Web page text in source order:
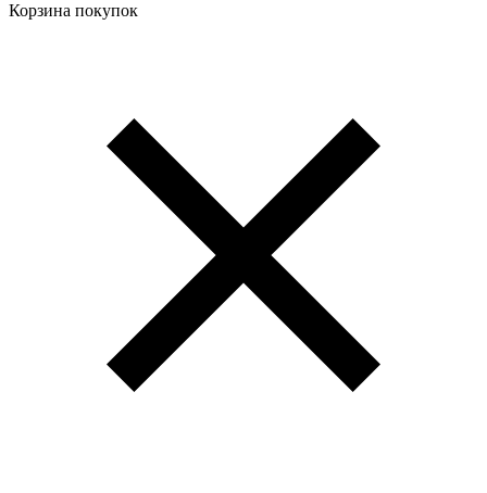
Корзина покупок